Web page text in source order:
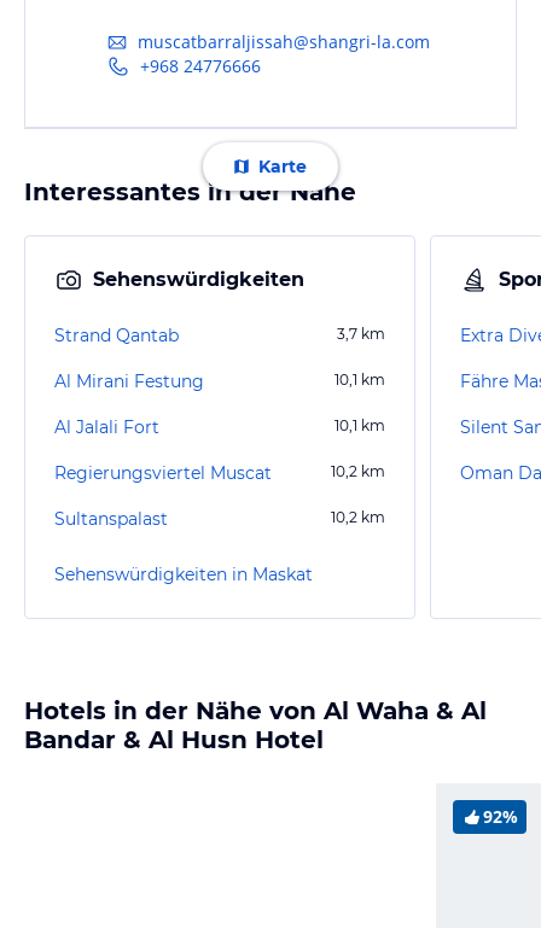
muscatbarraljissah@shangri-la.com
+968 24776666
Karte
Interessantes in der Nähe
Sehenswürdigkeiten
Strand Qantab 3,7 km
Al Mirani Festung 10,1 km
Al Jalali Fort 10,1 km
Regierungsviertel Muscat 10,2 km
Sultanspalast 10,2 km
Sehenswürdigkeiten in Maskat
Extra
Fähre
Silent
Oman
Hotels in der Nähe von Al Waha & Al
Bandar & Al Husn Hotel
92%